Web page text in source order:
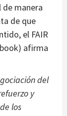
de manera
de que
el FAIR
afirma
del
y
los